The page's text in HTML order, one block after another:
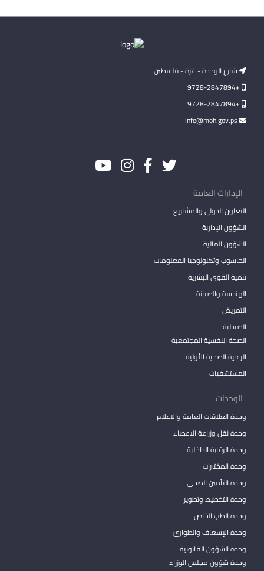
شارع الوحدة - غزة - فلسطين
+9728-2847894
+9728-2847894
الإدارات العامة
التعاون الدولي والمشاريع
الشؤون الإدارية
الشؤون المالية
الحاسوب وتكنولوجيا المعلومات
تنمية القوى البشرية
الهندسة والصيانة
التمريض
الصيدلية
الصحة النفسية المجتمعية
الرعاية الصحية الأولية
المستشفيات
الوحدات
وحدة العلاقات العامة والاعلام
وحدة نقل وزراعة الاعضاء
وحدة الرقابة الداخلية
وحدة المختبرات
وحدة التأمين الصحي
وحدة التخطيط وتطوير
وحدة الطب الخاص
وحدة الإسعاف والطوارئ
وحدة الشؤون القانونية
وحدة شؤون مجلس الوزراء